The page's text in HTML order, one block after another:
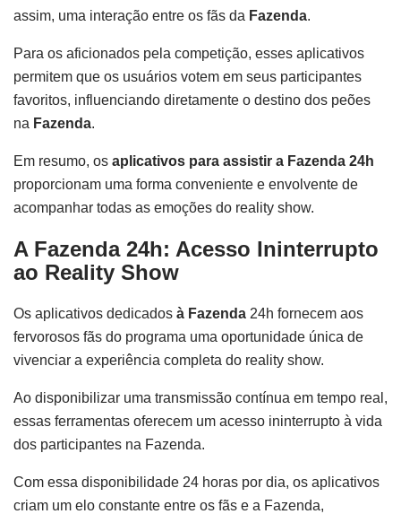
assim, uma interação entre os fãs da Fazenda.
Para os aficionados pela competição, esses aplicativos
permitem que os usuários votem em seus participantes
favoritos, influenciando diretamente o destino dos peões
na Fazenda.
Em resumo, os aplicativos para assistir a Fazenda 24h
proporcionam uma forma conveniente e envolvente de
acompanhar todas as emoções do reality show.
A Fazenda 24h: Acesso Ininterrupto
ao Reality Show
Os aplicativos dedicados à Fazenda 24h fornecem aos
fervorosos fãs do programa uma oportunidade única de
vivenciar a experiência completa do reality show.
Ao disponibilizar uma transmissão contínua em tempo real,
essas ferramentas oferecem um acesso ininterrupto à vida
dos participantes na Fazenda.
Com essa disponibilidade 24 horas por dia, os aplicativos
criam um elo constante entre os fãs e a Fazenda,